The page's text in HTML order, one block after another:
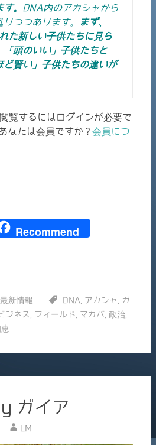
。
DNA内のアカシャから
つつあります。
まず、
た新しい子供たちに見ら
「頭のいい」子供たちと
ど賢い」子供たちの違いが
覧するにはログインが必要で
あなたは会員ですか ? 会員につ
Recommend
新情報 DNA アカシャ
ガ
ジネス フィールド マカバ, 政治,
ガイア
LM